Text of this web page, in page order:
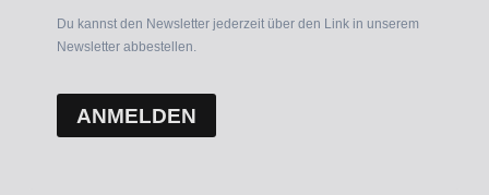
Du kannst den Newsletter jederzeit über den Link in unserem
Newsletter abbestellen.
ANMELDEN